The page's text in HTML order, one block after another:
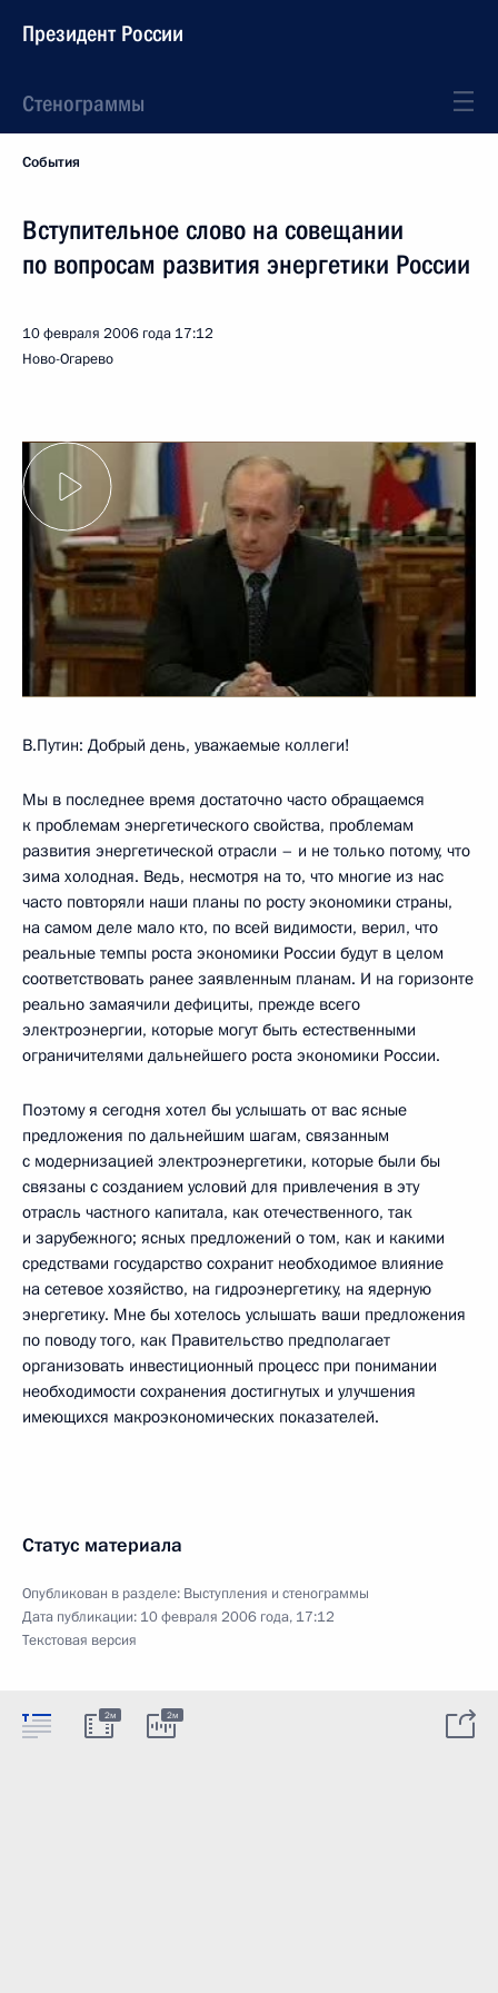
Президент России
Стенограммы
События
Вступительное слово на совещании
по вопросам развития энергетики России
10 февраля 2006 года 17:12
Ново-Огарево
В.Путин: Добрый день, уважаемые коллеги!
Мы в последнее время достаточно часто обращаемся
к проблемам энергетического свойства, проблемам
развития энергетической отрасли – и не только потому, что
зима холодная. Ведь, несмотря на то, что многие из нас
часто повторяли наши планы по росту экономики страны,
на самом деле мало кто, по всей видимости, верил, что
реальные темпы роста экономики России будут в целом
соответствовать ранее заявленным планам. И на горизонте
реально замаячили дефициты, прежде всего
электроэнергии, которые могут быть естественными
ограничителями дальнейшего роста экономики России.
Поэтому я сегодня хотел бы услышать от вас ясные
предложения по дальнейшим шагам, связанным
с модернизацией электроэнергетики, которые были бы
связаны с созданием условий для привлечения в эту
отрасль частного капитала, как отечественного, так
и зарубежного; ясных предложений о том, как и какими
средствами государство сохранит необходимое влияние
на сетевое хозяйство, на гидроэнергетику, на ядерную
энергетику. Мне бы хотелось услышать ваши предложения
по поводу того, как Правительство предполагает
организовать инвестиционный процесс при понимании
необходимости сохранения достигнутых и улучшения
имеющихся макроэкономических показателей.
Статус материала
Опубликован в разделе: Выступления и стенограммы
Дата публикации: 10 февраля 2006 года, 17:12
Текстовая версия
2м 2м